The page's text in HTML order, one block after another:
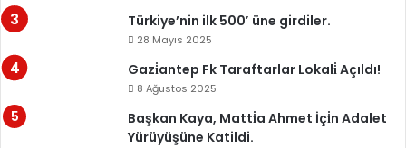
Türkiye’nin ilk 500′ üne girdiler.
28 Mayıs 2025
Gazi̇antep Fk Taraftarlar Lokali̇ Açıldı!
8 Ağustos 2025
Başkan Kaya, Matti̇a Ahmet İçi̇n Adalet
Yürüyüşüne Katildi.